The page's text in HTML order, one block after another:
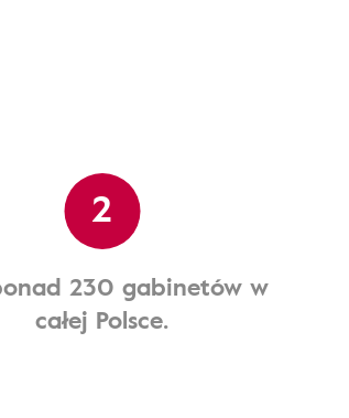
2
230 gabinetów w
całej Polsce.